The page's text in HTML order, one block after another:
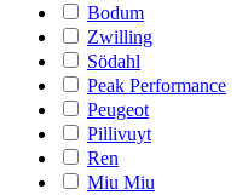
Bodum
Zwilling
Södahl
Peak Performance
Peugeot
Pillivuyt
Ren
Miu Miu